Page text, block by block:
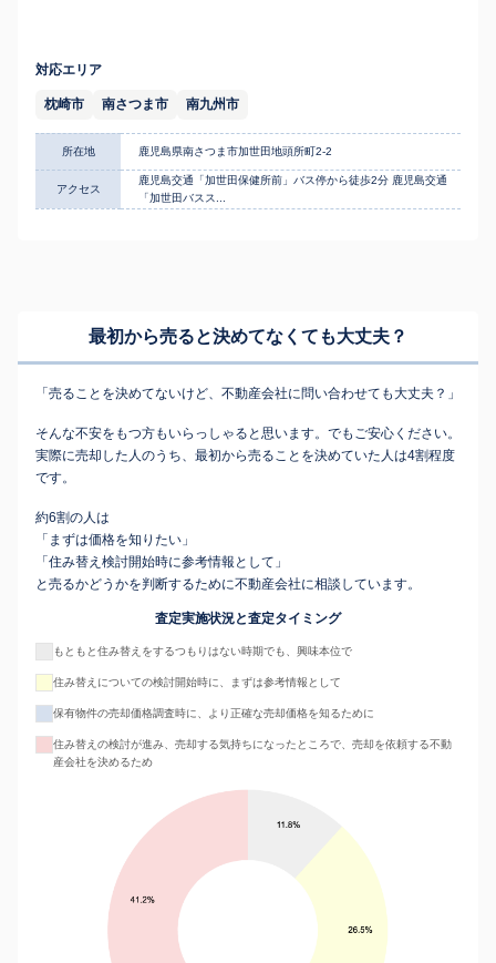
対応エリア
枕崎市 南さつま市 南九州市
所在地 鹿児島県南さつま市加世田地頭所町2-2
アクセス
鹿児島交通「加世田保健所前」バス停から徒歩2分 鹿児島交通
「加世田バスス...
最初から売ると決めてなくても大丈夫？
「売ることを決めてないけど、不動産会社に問い合わせても大丈夫？」
そんな不安をもつ方もいらっしゃると思います。でもご安心ください。
実際に売却した人のうち、最初から売ることを決めていた人は4割程度
です。
約6割の人は
「まずは価格を知りたい」
「住み替え検討開始時に参考情報として」
と売るかどうかを判断するために不動産会社に相談しています。
査定実施状況と査定タイミング
もともと住み替えをするつもりはない時期でも、興味本位で
住み替えについての検討開始時に、まずは参考情報として
保有物件の売却価格調査時に、より正確な売却価格を知るために
住み替えの検討が進み、売却する気持ちになったところで、売却を依頼する不動
産会社を決めるため